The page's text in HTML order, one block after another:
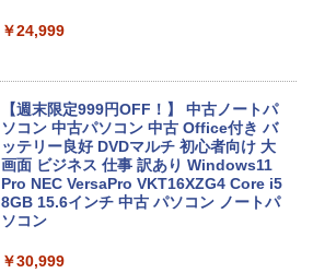
￥24,999
【週末限定999円OFF！】 中古ノートパ
ソコン 中古パソコン 中古 Office付き バ
ッテリー良好 DVDマルチ 初心者向け 大
画面 ビジネス 仕事 訳あり Windows11
Pro NEC VersaPro VKT16XZG4 Core i5
8GB 15.6インチ 中古 パソコン ノートパ
ソコン
￥30,999